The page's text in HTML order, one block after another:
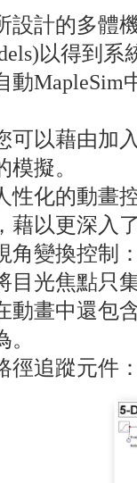
設計的多體
以得到
動MapleSim
可以藉由加
模擬。
性化的動畫
藉以更深入
角變換控制
目光焦點只
動畫中還包
。
徑追蹤元件